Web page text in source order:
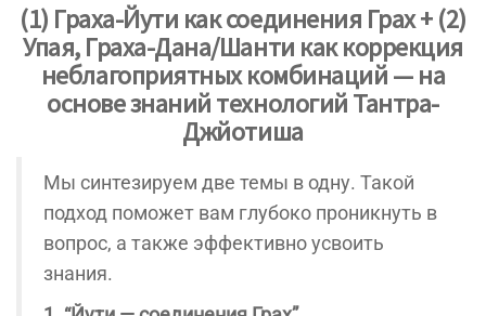
(1) Граха-Йути как соединения Грах + (2)
Упая, Граха-Дана/Шанти как коррекция
неблагоприятных комбинаций—на
основе знаний технологий Тантра-
Джйотиша
Мы синтезируем две темы в одну. Такой
подход поможет вам глубоко проникнуть в
вопрос, а также эффективно усвоить
знания.